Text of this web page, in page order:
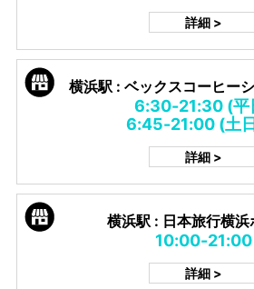
詳細 >
横浜駅 : ベックスコーヒー
6:30-21:30 (平
6:45-21:00 (土
詳細 >
横浜駅 : 日本旅行横浜
10:00-21:00
詳細 >